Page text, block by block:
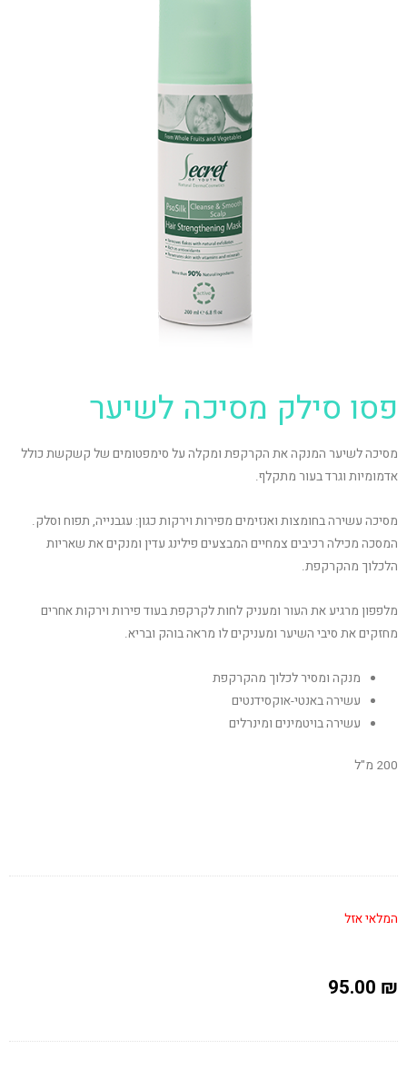
פסו סילק מסיכה לשיער
מסיכה לשיער המנקה את הקרקפת ומקלה על סימפטומים של קשקשת כולל
אדמומיות וגרד בעור מתקלף.
מסיכה עשירה בחומצות ואנזימים מפירות וירקות כגון: עגבנייה, תפוח וסלק.
המסכה מכילה רכיבים צמחיים המבצעים פילינג עדין ומנקים את שאריות
הלכלוך מהקרקפת.
מלפפון מרגיע את העור ומעניק לחות לקרקפת בעוד פירות וירקות אחרים
מחזקים את סיבי השיער ומעניקים לו מראה בוהק ובריא.
מנקה ומסיר לכלוך מהקרקפת
עשירה באנטי-אוקסידנטים
עשירה בויטמינים ומינרלים
200 מ"ל
המלאי אזל
₪
95.00